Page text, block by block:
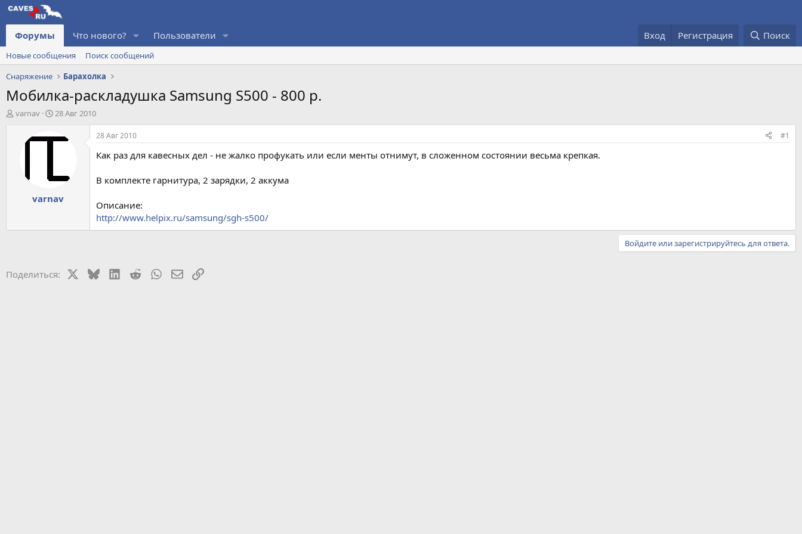
Форумы Что нового? Пользователи Вход Регистрация Поиск
Новые сообщения
Поиск сообщений
Снаряжение
Барахолка
Мобилка-раскладушка Samsung S500 - 800 р.
А
varnav
Д
т
а
ч
л
28 Авг 2010
varnav
28 Авг 2010 #1
Как раз для кавесных дел - не жалко профукать или если менты отнимут, в сложенном состоянии весьма крепкая.
В комплекте гарнитура, 2 зарядки, 2 аккума
Описание:
http://www.helpix.ru/samsung/sgh-s500/
Войдите или зарегистрируйтесь для ответа.
Поделиться: BlueskyLinkedIn
Reddit WhatsApp
Электронная почта
Ссылка